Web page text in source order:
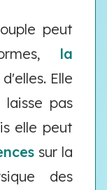
peut
la
Elle
pas
elle peut
sur la
des